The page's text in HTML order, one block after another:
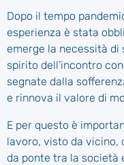
Dopo il tempo
esperienza è stata
emerge la necessità di
spirito dell’incontro
segnate dalla
e rinnova il valore di
E per questo è
lavoro, visto da vicino,
da ponte tra la società